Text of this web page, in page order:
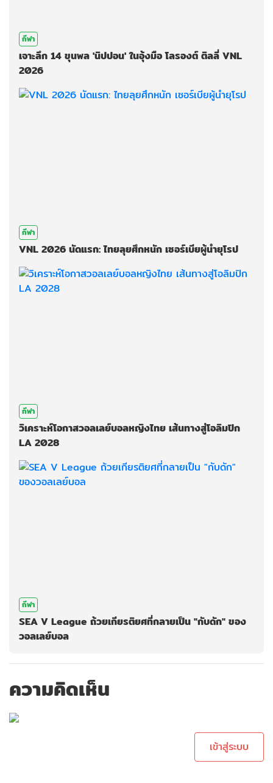
กีฬา
เจาะลึก 14 ขุนพล 'นิปปอน' ในอุ้งมือ โลรองต์ ติลลี่ VNL
2026
กีฬา
VNL 2026 นัดแรก: ไทยลุยศึกหนัก เซอร์เบียผู้นำยุโรป
กีฬา
วิเคราะห์โอกาสวอลเลย์บอลหญิงไทย เส้นทางสู่โอลิมปิก
LA 2028
กีฬา
SEA V League ถ้วยเกียรติยศที่กลายเป็น "กับดัก" ของ
วอลเลย์บอล
ความคิดเห็นกรุณาเข้าสู่ระบบ
เข้าสู่ระบบ